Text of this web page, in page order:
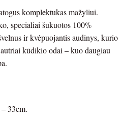
komplektukas mažyliui.
specialiai šukuotos 100%
ir kvėpuojantis audinys, kurio
kūdikio odai – kuo daugiau
33cm.